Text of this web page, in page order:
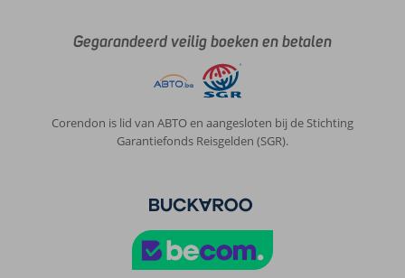
Gegarandeerd veilig boeken en betalen
Corendon is lid van ABTO en aangesloten bij de Stichting
Garantiefonds Reisgelden (SGR).